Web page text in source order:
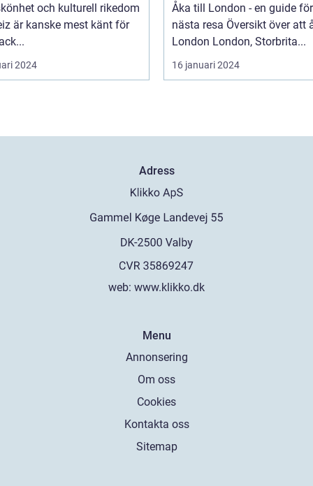
och kulturell rikedom
är kanske mest känt för
2024
Åka till London - en guide
nästa resa Översikt över att åka till
London London, Storbrita...
16 januari 2024
Adress
web: www.klikko.dk
Menu
Annonsering
Om oss
Cookies
Kontakta oss
Sitemap